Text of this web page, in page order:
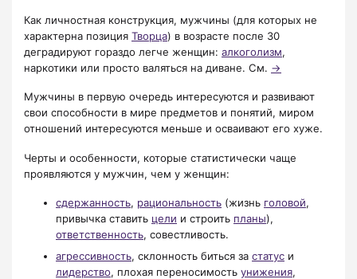
Как личностная конструкция, мужчины (для которых не
характерна позиция Творца) в возрасте после 30
деградируют гораздо легче женщин: алкоголизм,
наркотики или просто валяться на диване. См. →
Мужчины в первую очередь интересуются и развивают
свои способности в мире предметов и понятий, миром
отношений интересуются меньше и осваивают его хуже.
Черты и особенности, которые статистически чаще
проявляются у мужчин, чем у женщин:
сдержанность, рациональность (жизнь головой,
привычка ставить цели и строить планы),
ответственность, совестливость.
агрессивность, склонность биться за статус и
лидерство, плохая переносимость унижения,